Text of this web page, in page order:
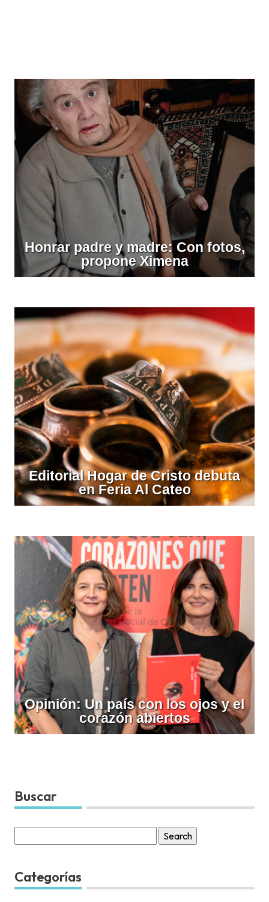
Honrar padre y madre: Con fotos,
propone Ximena
Editorial Hogar de Cristo debuta
en Feria Al Cateo
Opinión: Un país con los ojos y el
corazón abiertos
Buscar
for:
Categorías